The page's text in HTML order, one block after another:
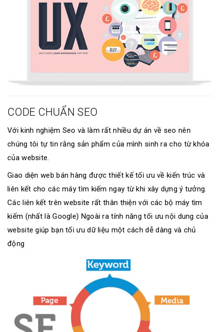
CODE CHUẨN SEO
Với kinh nghiệm Seo và làm rất nhiều dự án về seo nên
chúng tôi tự tin rằng sản phẩm của mình sinh ra cho từ khóa
của website.
Giao diện web bán hàng được thiết kế tối ưu về kiến trúc và
liên kết cho các máy tìm kiếm ngay từ khi xây dựng ý tưởng.
Các liên kết trên website rất thân thiện với các bộ máy tìm
kiếm (nhất là Google) Ngoài ra tính năng tối ưu nội dung của
website giúp bạn tối ưu dữ liệu một cách dễ dàng và chủ
động